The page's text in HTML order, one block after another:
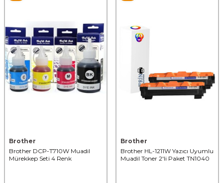
Brother
Brother DCP-T710W Muadil
Mürekkep Seti 4 Renk
Brother
Brother HL-1211W Yazıcı Uyumlu
Muadil Toner 2'li Paket TN1040